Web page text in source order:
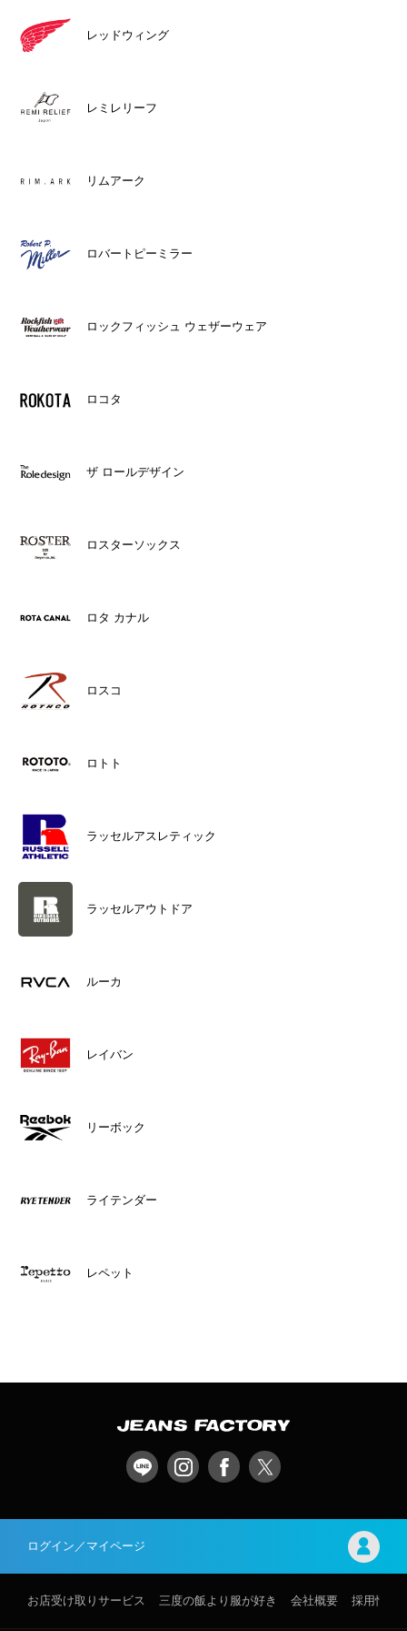
レッドウィング
レミレリーフ
リムアーク
ロバートピーミラー
ロックフィッシュ ウェザーウェア
ロコタ
ザ ロールデザイン
ロスターソックス
ロタ カナル
ロスコ
ロトト
ラッセルアスレティック
ラッセルアウトドア
ルーカ
レイバン
リーボック
ライテンダー
レペット
ログイン／マイページ
お店受け取りサービス 三度の飯より服が好き 会社概要 採用情報